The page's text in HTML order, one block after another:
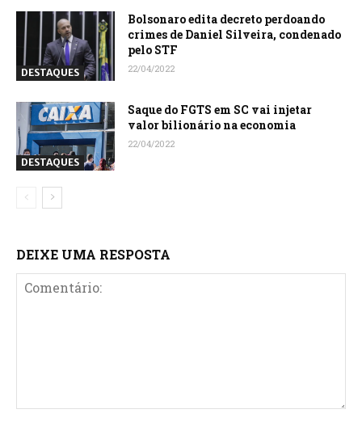
DESTAQUES
Bolsonaro edita decreto perdoando
crimes de Daniel Silveira, condenado
pelo STF
22/04/2022
DESTAQUES
Saque do FGTS em SC vai injetar
valor bilionário na economia
22/04/2022
DEIXE UMA RESPOSTA